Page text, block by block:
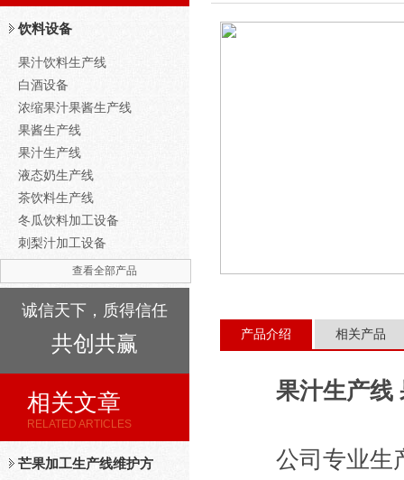
饮料设备
果汁饮料生产线
白酒设备
浓缩果汁果酱生产线
果酱生产线
果汁生产线
液态奶生产线
茶饮料生产线
冬瓜饮料加工设备
刺梨汁加工设备
查看全部产品
诚信天下，质得信任
共创共赢
相关文章
RELATED ARTICLES
芒果加工生产线维护方
产品介绍 相关产品
果汁生产线
公司专业生产